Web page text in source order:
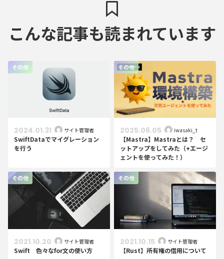
こんな記事も読まれています
その他
SwiftDataでマイグレーション
を行う
2024.01.31 サイト管理者
その他
【Mastra】Mastraとは？ セ
ットアップをしてみた（+エージ
ェントを使ってみた！）
2025.06.05 iwasaki_t
その他
Swift 色々なfor文の使い方
2021.10.20 サイト管理者
その他
【Rust】所有権の借用について
2021.10.15 サイト管理者